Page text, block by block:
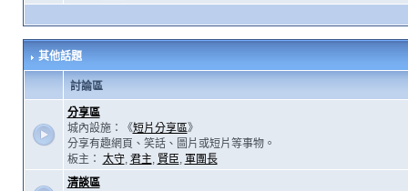
其他話題
討論區
分享區
城內設施：《短片分享區》
分享有趣網頁、笑話、圖片或短片等事物。
板主： 太守, 君主, 賢臣, 軍團長
清談區